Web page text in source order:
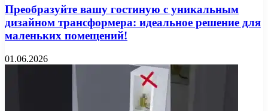
Преобразуйте вашу гостиную с уникальным
дизайном трансформера: идеальное решение для
маленьких помещений!
01.06.2026